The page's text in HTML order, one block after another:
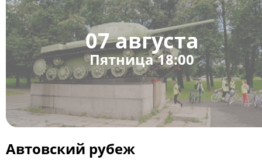
07 августа
Пятница 18:00
Автовский рубеж